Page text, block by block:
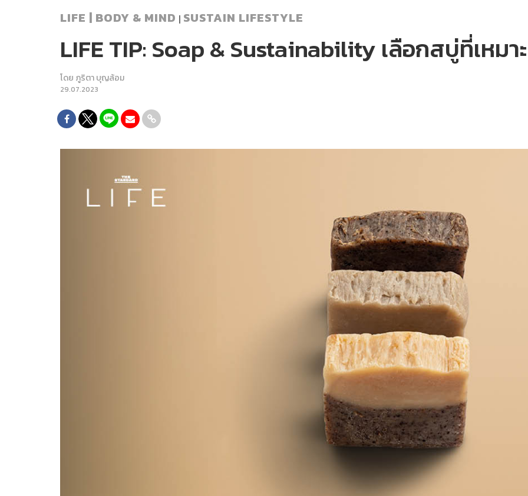
LIFE | BODY & MIND | SUSTAIN LIFESTYLE
LIFE TIP: Soap & Sustainability เลือกสบู่ที่เหม
โดย ภูริตา บุญล้อม
29.07.2023